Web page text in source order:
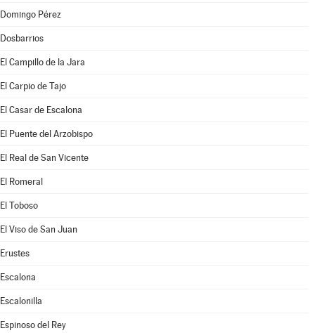
Domingo Pérez
Dosbarrios
El Campillo de la Jara
El Carpio de Tajo
El Casar de Escalona
El Puente del Arzobispo
El Real de San Vicente
El Romeral
El Toboso
El Viso de San Juan
Erustes
Escalona
Escalonilla
Espinoso del Rey